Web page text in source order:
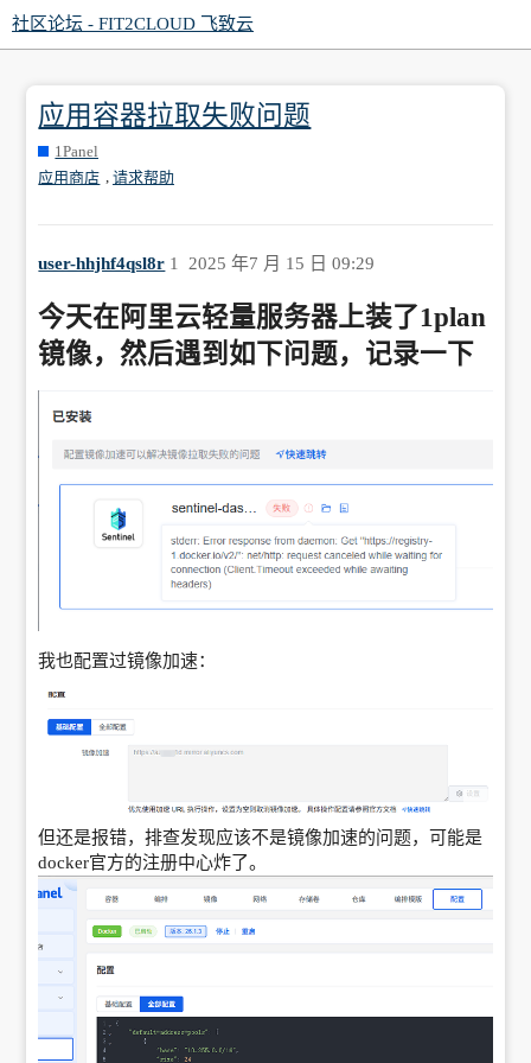
社区论坛 - FIT2CLOUD 飞致云
应用容器拉取失败问题
1Panel
应用商店
请求帮助
user-hhjhf4qsl8r 2025 年7 月 15 日 09:29
1
今天在阿里云轻量服务器上装了1plan
镜像，然后遇到如下问题，记录一下
我也配置过镜像加速：
但还是报错，排查发现应该不是镜像加速的问题，可能是
docker官方的注册中心炸了。